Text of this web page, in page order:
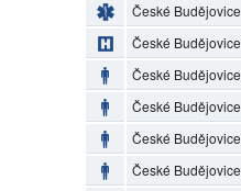
České Budějovice
České Budějovice
České Budějovice
České Budějovice
České Budějovice
České Budějovice